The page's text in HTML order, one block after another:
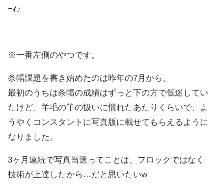
ｰｨ♪
※一番左側のやつです。
条幅課題を書き始めたのは昨年の7月から。
最初のうちは条幅の成績はずっと下の方で低迷してい
たけど、羊毛の筆の扱いに慣れたあたりくらいで、よ
うやくコンスタントに写真版に載せてもらえるように
なりました。
3ヶ月連続で写真当選ってことは、フロックではなく
技術が上達したから…だと思いたいw